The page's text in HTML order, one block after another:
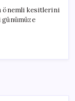
önemli kesitlerini